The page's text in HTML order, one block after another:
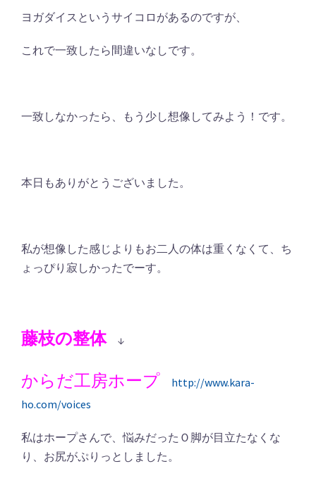
ヨガダイスというサイコロがあるのですが、
これで一致したら間違いなしです。
一致しなかったら、もう少し想像してみよう！です。
本日もありがとうございました。
私が想像した感じよりもお二人の体は重くなくて、ち
ょっぴり寂しかったでーす。
藤枝の整体↓
からだ工房ホープ http://www.kara-
ho.com/voices
私はホープさんで、悩みだったＯ脚が目立たなくな
り、お尻がぷりっとしました。